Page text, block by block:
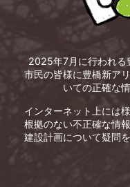
2025年7月に行われる
市民の皆様に豊橋新ア
いての正確な
インターネット上には
根拠のない不正確な情
建設計画について疑問